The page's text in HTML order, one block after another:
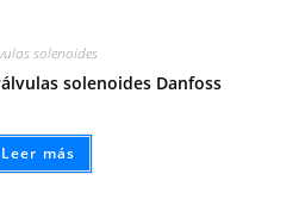
solenoides
solenoides Danfoss
Leer más